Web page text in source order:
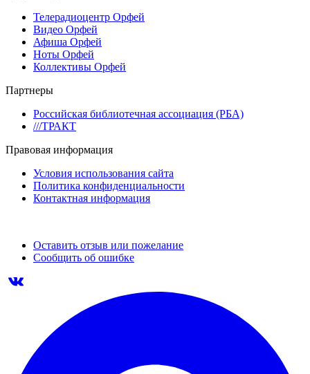
Телерадиоцентр Орфей
Видео Орфей
Афиша Орфей
Ноты Орфей
Коллективы Орфей
Партнеры
Российская библиотечная ассоциация (РБА)
///ТРАКТ
Правовая информация
Условия использования сайта
Политика конфиденциальности
Контактная информация
Оставить отзыв или пожелание
Сообщить об ошибке